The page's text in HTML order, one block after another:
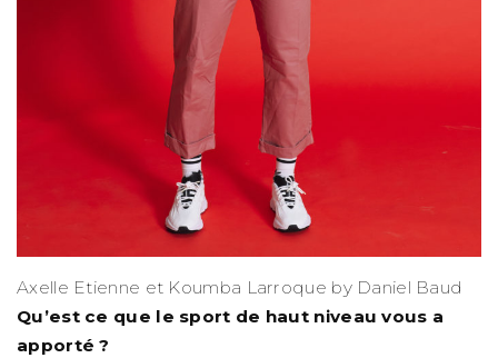
Axelle Etienne et Koumba Larroque by Daniel Baud
Qu’est ce que le sport de haut niveau vous a
apporté ?